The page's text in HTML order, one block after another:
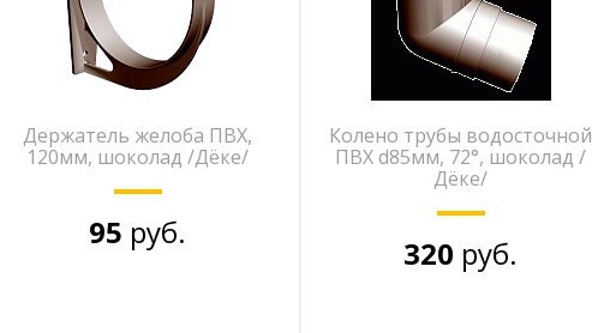
Держатель желоба ПВХ,
120мм, шоколад /Дёке/
95 руб.
Колено трубы водосточной
ПВХ d85мм, 72°, шоколад /
Дёке/
320 руб.